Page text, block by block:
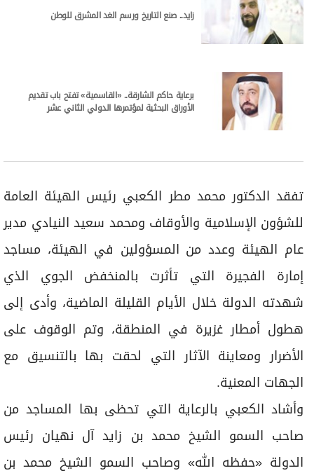
زايد.. صنع التاريخ ورسم الغد المشرق للوطن
برعاية حاكم الشارقة.. «القاسمية» تفتح باب تقديم
الأوراق البحثية لمؤتمرها الدولي الثاني عشر
تفقد الدكتور محمد مطر الكعبي رئيس الهيئة العامة
للشؤون الإسلامية والأوقاف ومحمد سعيد النيادي مدير
عام الهيئة وعدد من المسؤولين في الهيئة، مساجد
إمارة الفجيرة التي تأثرت بالمنخفض الجوي الذي
شهدته الدولة خلال الأيام القليلة الماضية، وأدى إلى
هطول أمطار غزيرة في المنطقة، وتم الوقوف على
الأضرار ومعاينة الآثار التي لحقت بها بالتنسيق مع
الجهات المعنية.
وأشاد الكعبي بالرعاية التي تحظى بها المساجد من
صاحب السمو الشيخ محمد بن زايد آل نهيان رئيس
الدولة «حفظه الله» وصاحب السمو الشيخ محمد بن